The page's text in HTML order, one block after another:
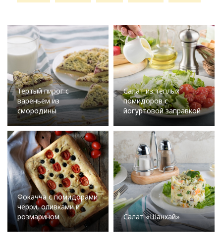
Тертый пирог с
вареньем из
смородины
Салат из теплых
помидоров с
йогуртовой заправкой
Фокачча с помидорами
черри, оливками и
розмарином
Салат «Шанхай»